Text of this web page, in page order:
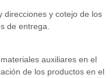
direcciones y cotejo de los
de entrega.
auxiliares en el
de los productos en el